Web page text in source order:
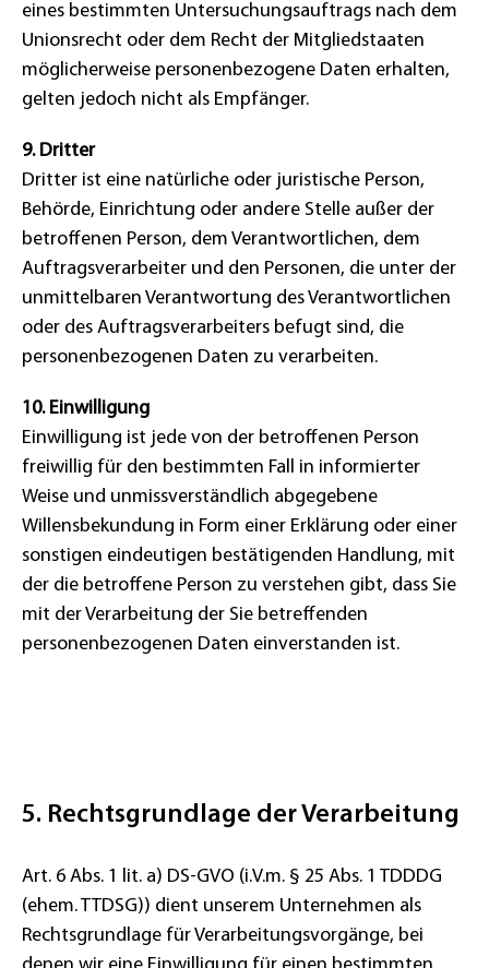
eines bestimmten Untersuchungsauftrags nach dem
Unionsrecht oder dem Recht der Mitgliedstaaten
möglicherweise personenbezogene Daten erhalten,
gelten jedoch nicht als Empfänger.
9. Dritter
Dritter ist eine natürliche oder juristische Person,
Behörde, Einrichtung oder andere Stelle außer der
betroffenen Person, dem Verantwortlichen, dem
Auftragsverarbeiter und den Personen, die unter der
unmittelbaren Verantwortung des Verantwortlichen
oder des Auftragsverarbeiters befugt sind, die
personenbezogenen Daten zu verarbeiten.
10. Einwilligung
Einwilligung ist jede von der betroffenen Person
freiwillig für den bestimmten Fall in informierter
Weise und unmissverständlich abgegebene
Willensbekundung in Form einer Erklärung oder einer
sonstigen eindeutigen bestätigenden Handlung, mit
der die betroffene Person zu verstehen gibt, dass Sie
mit der Verarbeitung der Sie betreffenden
personenbezogenen Daten einverstanden ist.
5. Rechtsgrundlage der Verarbeitung
Art. 6 Abs. 1 lit. a) DS-GVO (i.V.m. § 25 Abs. 1 TDDDG
(ehem. TTDSG)) dient unserem Unternehmen als
Rechtsgrundlage für Verarbeitungsvorgänge, bei